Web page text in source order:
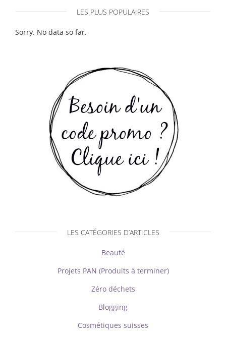
LES PLUS POPULAIRES
Sorry. No data so far.
LES CATÉGORIES D’ARTICLES
Beauté
Projets PAN (Produits à terminer)
Zéro déchets
Blogging
Cosmétiques suisses